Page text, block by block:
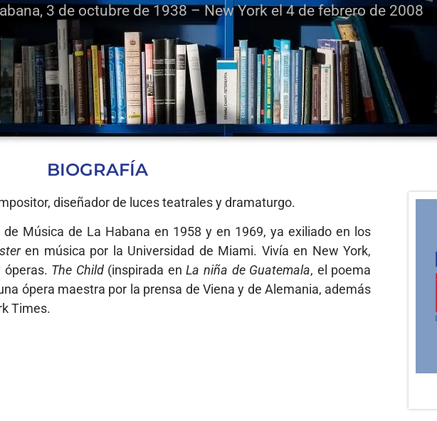
3 de octubre de 1938 – New York el 4 de febrero de 2008
BIOGRAFÍA
diseñador de luces teatrales y dramaturgo.
Música de La Habana en 1958 y en 1969, ya exiliado en los
en música por la Universidad de Miami. Vivía en New York,
óperas. The Child(inspirada enLa niña de Guatemala, el poema
ópera maestra por la prensa de Viena y de Alemania, además
Times.